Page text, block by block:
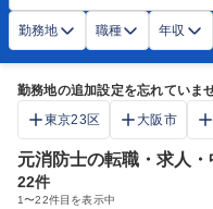
勤務地 職種 年収
勤務地の追加設定を忘れていま
東京23区
大阪市
元消防士の転職・求人
22件
1〜22件目を表示中